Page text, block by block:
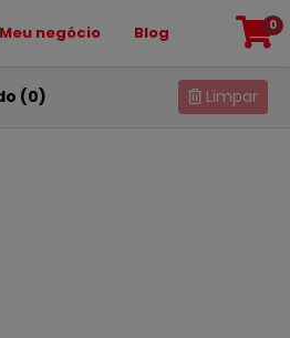
Meu negócio Blog 0
(0) Limpar